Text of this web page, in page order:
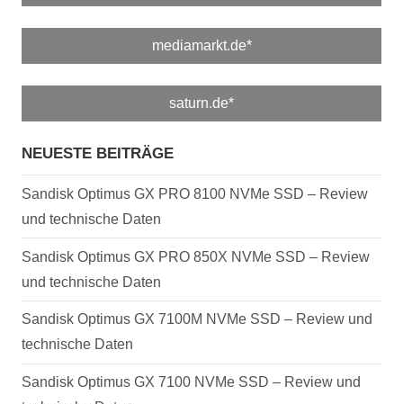
mediamarkt.de*
saturn.de*
NEUESTE BEITRÄGE
Sandisk Optimus GX PRO 8100 NVMe SSD – Review
und technische Daten
Sandisk Optimus GX PRO 850X NVMe SSD – Review
und technische Daten
Sandisk Optimus GX 7100M NVMe SSD – Review und
technische Daten
Sandisk Optimus GX 7100 NVMe SSD – Review und